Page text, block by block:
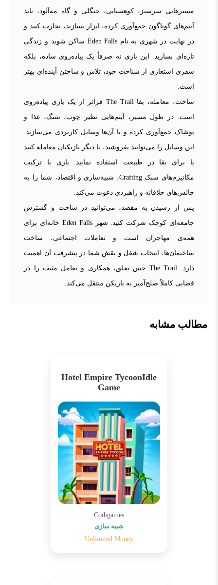
مسیرهایی سرسبز، کوهستانی، جنگلی و گاه مه‌آلود، باید
آیتم‌های گوناگون جمع‌آوری کرده، ابزار بسازید، تجارت کنید و
در نهایت در شهری به نام Eden Falls ساکن شوید و زندگی
تازه‌ای بسازید. این بازی نه صرفاً یک پیاده‌روی ساده، بلکه
سفری استعاری از شناخت خود، تلاش و ساختن آینده‌ای بهتر
است.
ساخت، معامله، بقا The Trail فراتر از یک بازی پیاده‌روی
است. در طول مسیر، آیتم‌هایی نظیر چوب، سنگ، غذا و
پوشاک جمع‌آوری کرده و با آن‌ها وسایل کاربردی می‌سازید.
این وسایل را می‌توانید بفروشید، با دیگر بازیکنان معامله کنید
یا برای بقا در طبیعت استفاده نمایید. بازی با ترکیب
مکانیزم‌های سبک Crafting، شبیه‌سازی و اقتصاد، شما را به
چالش‌های خلاقانه و راهبردی دعوت می‌کند.
پس از رسیدن به مقصد، می‌توانید در ساخت و گسترش
جامعه‌ای کوچک شرکت کنید. شهر Eden Falls خانه‌ای برای
همه‌ی مهاجران است و تعاملات اجتماعی، ساخت
ساختمان‌ها، انتخاب شغل و نقش شما در پیشرفت آن اهمیت
دارد. The Trail حس تعلق، همکاری و تعامل مثبت را در
فضایی کاملاً صلح‌آمیز به بازیکن منتقل می‌کند.
مطالب مشابه
Hotel Empire TycoonIdle
Game
Codigames
شبیه سازی
Unlimited Money